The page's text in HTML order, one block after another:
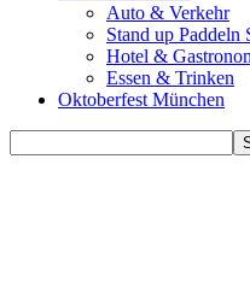
Auto & Verkehr
Stand up Paddeln
Hotel &
Essen & Trinken
Oktoberfest München